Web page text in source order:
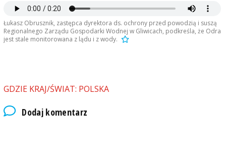
Łukasz Obrusznik, zastępca dyrektora ds. ochrony przed powodzią i suszą
Regionalnego Zarządu Gospodarki Wodnej w Gliwicach, podkreśla, że Odra
jest stale monitorowana z lądu i z wody.
GDZIE KRAJ/ŚWIAT: POLSKA
Dodaj komentarz